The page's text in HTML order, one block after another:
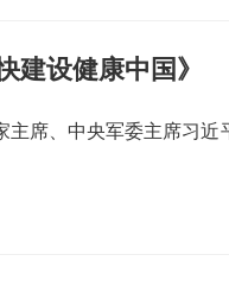
建设健康中国》
席、中央军委主席习近